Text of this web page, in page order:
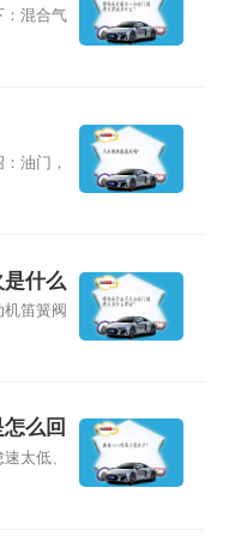
：混合气
油门，
什么
笛簧阀
么回
太低、